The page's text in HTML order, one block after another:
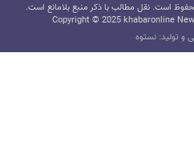
است. نقل مطالب با ذکر منبع بلامانع است.
Copyright © 2025 khabaronline
و تولید: نستوه